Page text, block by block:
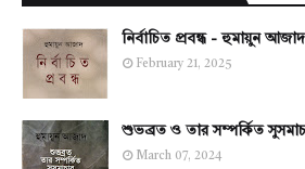
নির্বাচিত প্রবন্ধ - হুমায়ুন আজাদ
February 21, 2025
শুভব্রত ও তার সম্পর্কিত
March 07, 2024